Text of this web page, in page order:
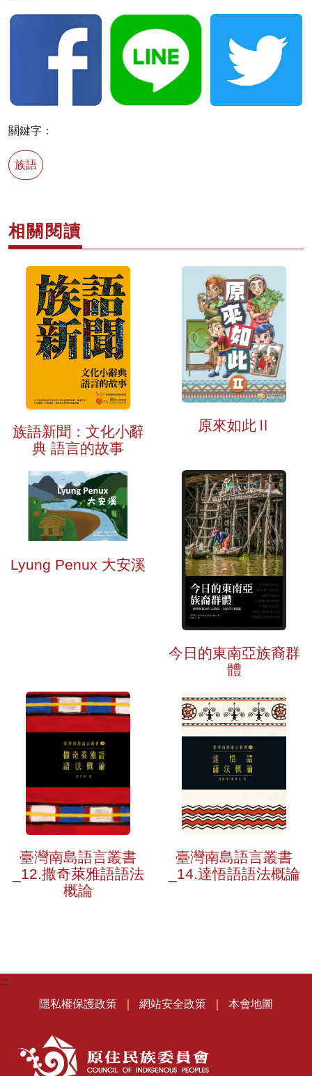
關鍵字：
族語
相關閱讀
族語新聞：文化小辭
典 語言的故事
原來如此Ⅱ
Lyung Penux 大安溪
今日的東南亞族裔群
體
臺灣南島語言叢書
_12.撒奇萊雅語語法
概論
臺灣南島語言叢書
_14.達悟語語法概論
:::
隱私權保護政策
網站安全政策 本會地圖